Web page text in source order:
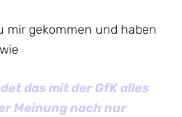
mir gekommen und haben
das mit der GfK alles
Meinung nach nur